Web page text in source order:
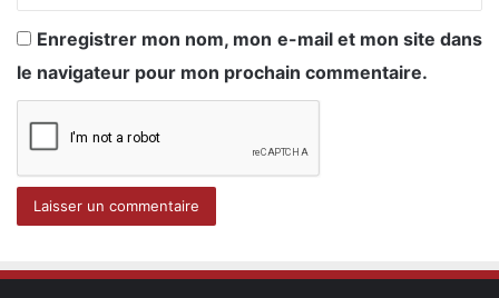
Enregistrer mon nom, mon e-mail et mon site dans
le navigateur pour mon prochain commentaire.